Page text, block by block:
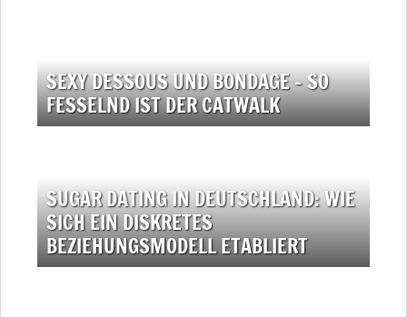
SEXY DESSOUS UND BONDAGE – SO
FESSELND IST DER CATWALK
SUGAR DATING IN DEUTSCHLAND: WIE
SICH EIN DISKRETES
BEZIEHUNGSMODELL ETABLIERT